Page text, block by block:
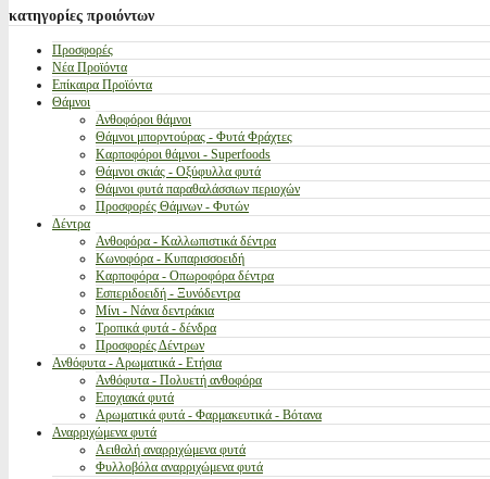
κατηγορίες προιόντων
Προσφορές
Νέα Προϊόντα
Επίκαιρα Προϊόντα
Θάμνοι
Ανθοφόροι θάμνοι
Θάμνοι μπορντούρας - Φυτά Φράχτες
Καρποφόροι θάμνοι - Superfoods
Θάμνοι σκιάς - Οξύφυλλα φυτά
Θάμνοι φυτά παραθαλάσσιων περιοχών
Προσφορές Θάμνων - Φυτών
Δέντρα
Ανθοφόρα - Καλλωπιστικά δέντρα
Κωνοφόρα - Κυπαρισσοειδή
Καρποφόρα - Οπωροφόρα δέντρα
Εσπεριδοειδή - Ξυνόδεντρα
Μίνι - Νάνα δεντράκια
Τροπικά φυτά - δένδρα
Προσφορές Δέντρων
Ανθόφυτα - Αρωματικά - Ετήσια
Ανθόφυτα - Πολυετή ανθοφόρα
Εποχιακά φυτά
Αρωματικά φυτά - Φαρμακευτικά - Βότανα
Αναρριχώμενα φυτά
Αειθαλή αναρριχώμενα φυτά
Φυλλοβόλα αναρριχώμενα φυτά